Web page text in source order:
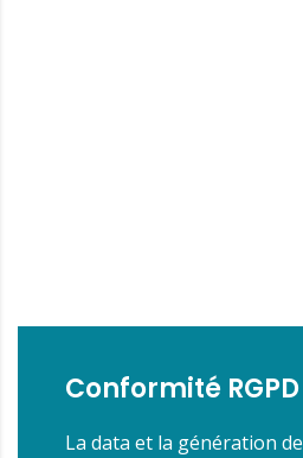
Conformité RGPD
La data et la génération